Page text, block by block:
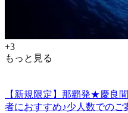
+3
もっと見る
【新規限定】那覇発★慶良
者におすすめ♪少人数での